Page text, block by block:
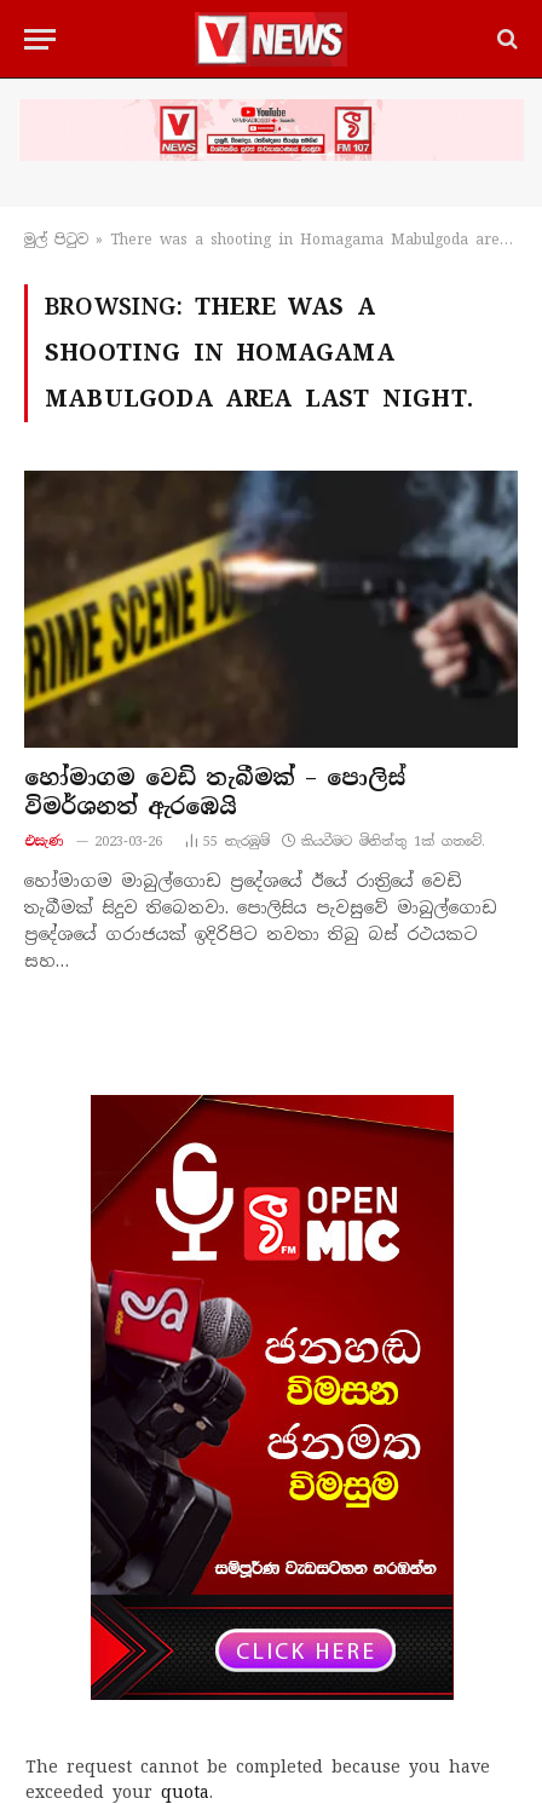
මුල් පිටු​ව » There was a shooting in Homagama Mabulgoda area last night.
BROWSING: THERE WAS A
SHOOTING IN HOMAGAMA
MABULGODA AREA LAST NIGHT.
හෝමාගම වෙඩි තැබීමක් – පොලිස්
විමර්ශනත් ඇරඹෙයි
එසැණ 2023-03-26 55 නැරඹු​ම් කියවීමට මිනිත්තු 1ක් ගතවේ.
හෝමාගම මාබුල්ගොඩ ප්‍රදේශයේ ඊයේ රාත්‍රියේ වෙඩි
තැබීමක් සිදුව තිබෙනවා. පොලිසිය පැවසුවේ මාබුල්ගොඩ
ප්‍රදේශයේ ගරාජයක් ඉදිරිපිට නවතා තිබු බස් රථයකට
සහ…
The request cannot be completed because you have
exceeded your quota.